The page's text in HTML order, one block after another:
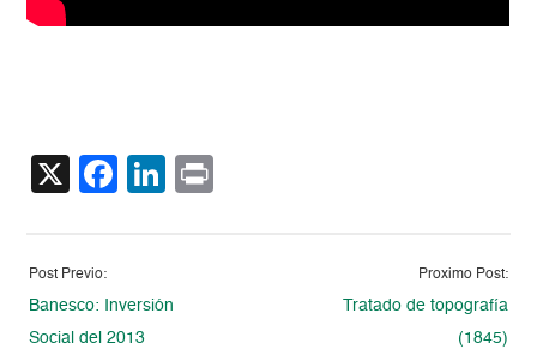
X Facebook
LinkedIn
Post Previo:
Banesco: Inversión
Social del 2013
Proximo Post:
Tratado de topografía
(1845)